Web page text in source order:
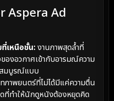
Aspera Ad
เหนือชั้น:งานภาพสุดล้ำที่
องอวกาศเข้ากับอารมณ์ความ
มบูรณ์แบบ
ภาพยนตร์ที่ไม่ได้มีแค่ความตื่น
ที่ทำให้นักดูหนังต้องหยุดคิด